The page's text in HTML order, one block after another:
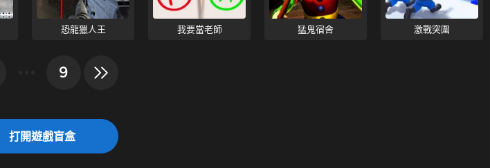
恐龍獵人王 我要當老師 猛鬼宿舍 激戰突圍
9
打開遊戲盲盒